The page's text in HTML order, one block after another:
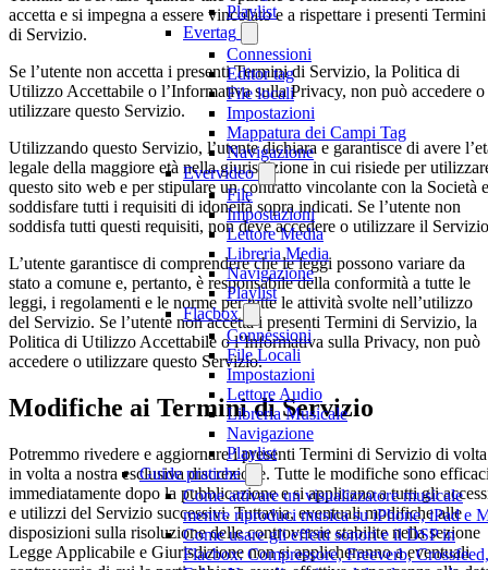
Playlist
Evertag
Connessioni
Editor tag
File locali
Impostazioni
Mappatura dei Campi Tag
Navigazione
Evervideo
File
Impostazioni
Lettore Media
Libreria Media
Navigazione
Playlist
Flacbox
Connessioni
File Locali
Impostazioni
Lettore Audio
Libreria Musicale
Navigazione
Playlist
Guide pratiche
Come attivare un visualizzatore musicale
mentre riproduci musica su iPhone, iPad e
Come usare gli effetti sonori e il DSP in
Flacbox: Compressore, Freeverb, Crossfeed,
accetta e si impegna a essere vincolato e a rispettare i presenti Termini
di Servizio.
Se l’utente non accetta i presenti Termini di Servizio, la Politica di
Utilizzo Accettabile o l’Informativa sulla Privacy, non può accedere o
utilizzare questo Servizio.
Utilizzando questo Servizio, l’utente dichiara e garantisce di avere
legale della maggiore età nella giurisdizione in cui risiede per
questo sito web e per stipulare un contratto vincolante con la Società e
soddisfare tutti i requisiti di idoneità sopra indicati. Se l’utente non
soddisfa tutti questi requisiti, non deve accedere o utilizzare il
L’utente garantisce di comprendere che le leggi possono variare da
stato a comune e, pertanto, è responsabile della conformità a tutte le
leggi, i regolamenti e le norme per tutte le attività svolte nell’utilizzo
del Servizio. Se l’utente non accetta i presenti Termini di Servizio, la
Politica di Utilizzo Accettabile o l’Informativa sulla Privacy, non può
accedere o utilizzare questo Servizio.
Modifiche ai Termini di Servizio
Potremmo rivedere e aggiornare i presenti Termini di Servizio di volta
in volta a nostra esclusiva discrezione. Tutte le modifiche sono
immediatamente dopo la pubblicazione e si applicano a tutti gli
e utilizzi del Servizio successivi. Tuttavia, eventuali modifiche alle
disposizioni sulla risoluzione delle controversie stabilite nella sezione
Legge Applicabile e Giurisdizione non si applicheranno a eventuali